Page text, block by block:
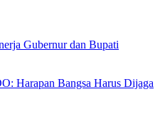
Gubernur dan Bupati
Harapan Bangsa Harus Dijaga